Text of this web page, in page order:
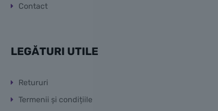
Contact
LEGĂTURI UTILE
Retururi
Termenii și condițiile